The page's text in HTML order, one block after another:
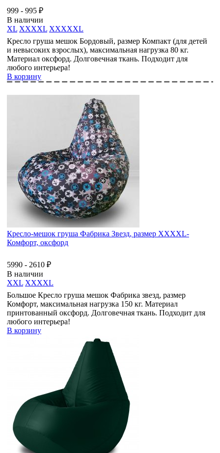
999 - 995 ₽
В наличии
XL XXXXL XXXXXL
Кресло груша мешок Бордовый, размер Компакт (для детей
и невысоких взрослых), максимальная нагрузка 80 кг.
Материал оксфорд. Долговечная ткань. Подходит для
любого интерьера!
В корзину
Кресло-мешок груша Фабрика Звезд, размер XХXХL-
Комфорт, оксфорд
5990 - 2610 ₽
В наличии
XXL XXXXL
Большое Кресло груша мешок Фабрика звезд, размер
Комфорт, максимальная нагрузка 150 кг. Материал
принтованный оксфорд. Долговечная ткань. Подходит для
любого интерьера!
В корзину